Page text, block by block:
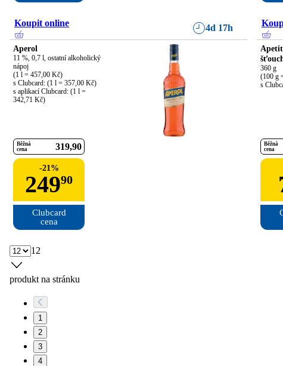
Koupit online 4d 17h
Aperol
11 %, 0,7 l, ostatní alkoholický
nápoj
(1 l = 457,00 Kč)
s Clubcard: (1 l = 357,00 Kč)
s aplikací Clubcard: (1 l =
342,71 Kč)
Běžná
cena
319 90
-21%
24990
Clubcard
cena
360 g
(100 g
s
Běžná
cena
12
produkt na stránku
1
2
3
4